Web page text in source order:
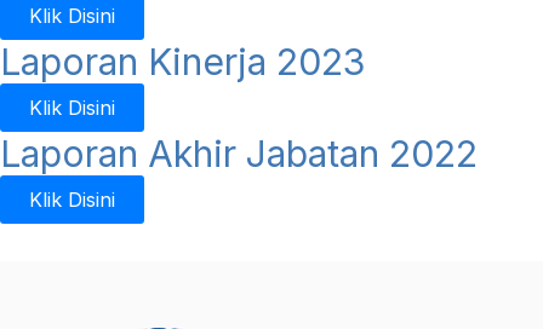
Klik Disini
Laporan Kinerja 2023
Klik Disini
Laporan Akhir Jabatan 2022
Klik Disini